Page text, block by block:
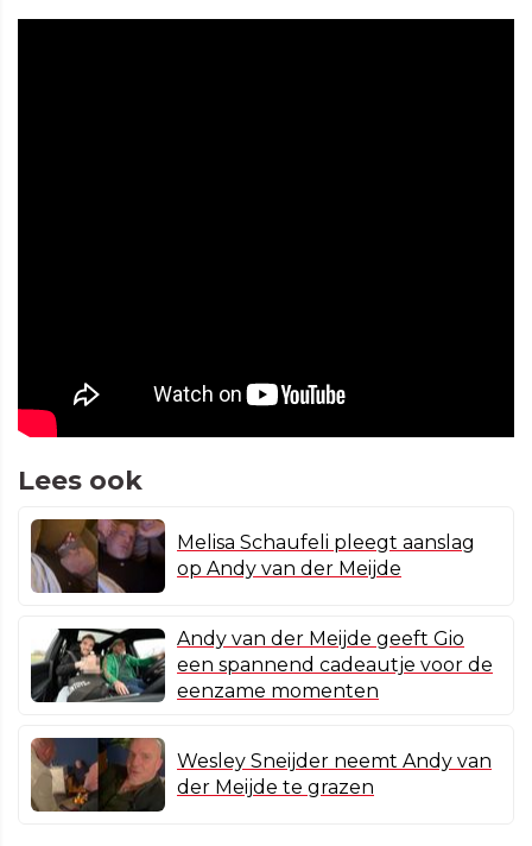
Lees ook
Melisa Schaufeli pleegt aanslag
op Andy van der Meijde
Andy van der Meijde geeft Gio
een spannend cadeautje voor de
eenzame momenten
Wesley Sneijder neemt Andy van
der Meijde te grazen